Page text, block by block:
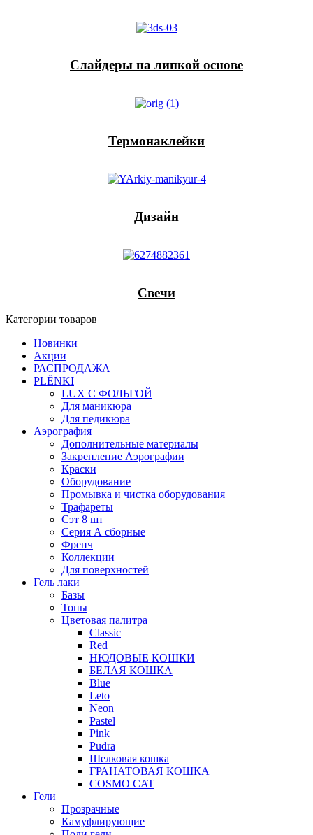
Слайдеры на липкой основе
Термонаклейки
Дизайн
Свечи
Категории товаров
Новинки
Акции
РАСПРОДАЖА
PLЁNKI
LUX С ФОЛЬГОЙ
Для маникюра
Для педикюра
Аэрография
Дополнительные материалы
Закрепление Аэрографии
Краски
Оборудование
Промывка и чистка оборудования
Трафареты
Сэт 8 шт
Серия А сборные
Френч
Коллекции
Для поверхностей
Гель лаки
Базы
Топы
Цветовая палитра
Classic
Red
НЮДОВЫЕ КОШКИ
БЕЛАЯ КОШКА
Blue
Leto
Neon
Pastel
Pink
Pudra
Шелковая кошка
ГРАНАТОВАЯ КОШКА
COSMO CAT
Гели
Прозрачные
Камуфлирующие